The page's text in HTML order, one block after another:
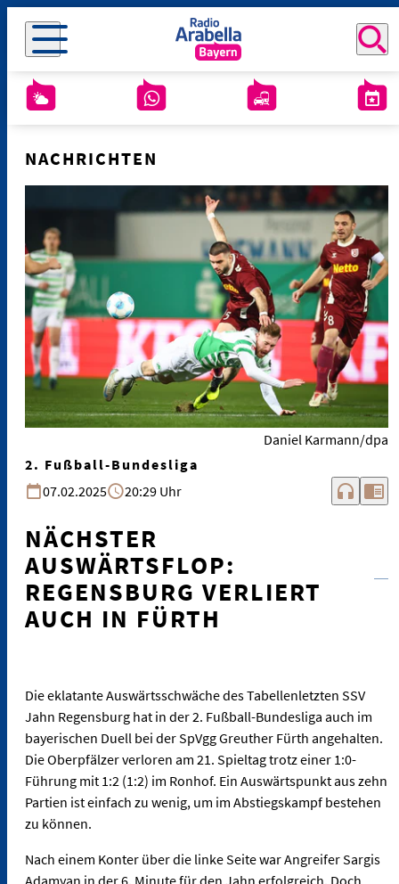
NACHRICHTEN
Daniel Karmann/dpa
2. Fußball-Bundesliga
07.02.2025
20:29 Uhr headphones chrome_reader_mode
NÄCHSTER
AUSWÄRTSFLOP:
REGENSBURG VERLIERT
AUCH IN FÜRTH
Die eklatante Auswärtsschwäche des Tabellenletzten SSV
Jahn Regensburg hat in der 2. Fußball-Bundesliga auch im
bayerischen Duell bei der SpVgg Greuther Fürth angehalten.
Die Oberpfälzer verloren am 21. Spieltag trotz einer 1:0-
Führung mit 1:2 (1:2) im Ronhof. Ein Auswärtspunkt aus zehn
Partien ist einfach zu wenig, um im Abstiegskampf bestehen
zu können.
Nach einem Konter über die linke Seite war Angreifer Sargis